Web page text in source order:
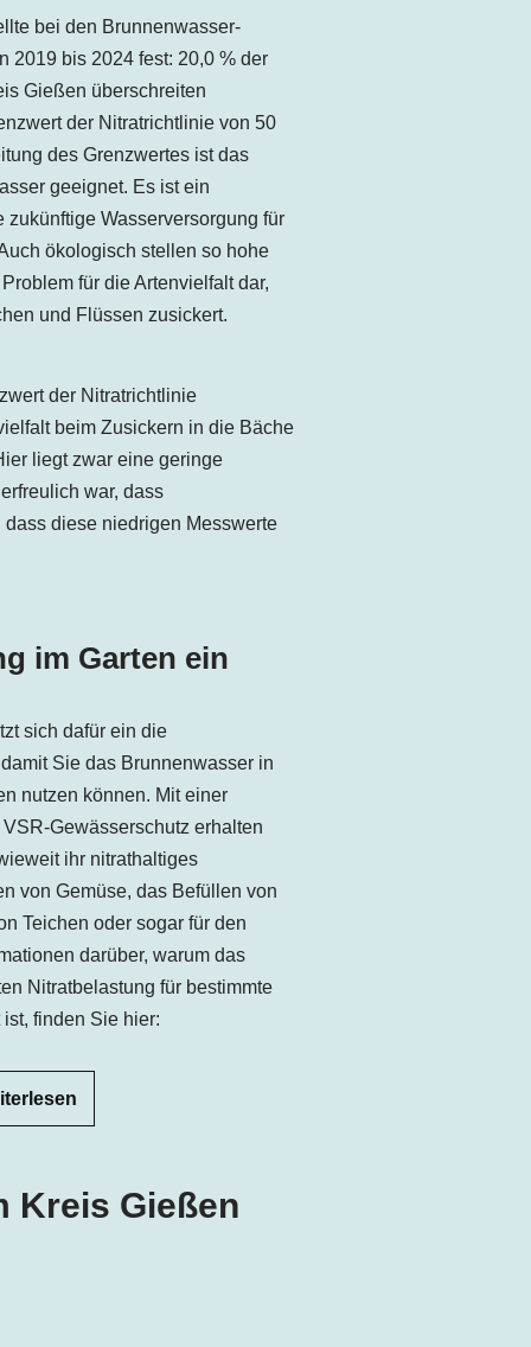
bei den Brunnenwasser-
2019 bis 2024 fest: 20,0 % der
Gießen überschreiten
der Nitratrichtlinie von 50
des Grenzwertes ist das
geeignet. Es ist ein
Wasserversorgung für
ökologisch stellen so hohe
für die Artenvielfalt dar,
und Flüssen zusickert.
der Nitratrichtlinie
beim Zusickern in die Bäche
liegt zwar eine geringe
war, dass
diese niedrigen Messwerte
im Garten ein
sich dafür ein die
Sie das Brunnenwasser in
nutzen können. Mit einer
Gewässerschutz erhalten
ihr nitrathaltiges
von Gemüse, das Befüllen von
Teichen oder sogar für den
darüber, warum das
Nitratbelastung für bestimmte
finden Sie hier:
Kreis Gießen